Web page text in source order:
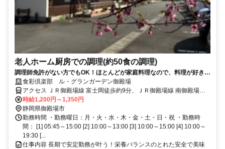
老人ホーム厨房での調理(約50食の調理)
調理師免許がない方でもOK！ほとんどが家庭料理なので、料理が好きな
方はすぐに活躍できますよ♪
食彩倶楽部 ル・グランガーデン御殿場
アクセス ＪＲ御殿場線 富士岡徒歩約9分、ＪＲ御殿場線 南御殿場徒
歩約40分、ＪＲ御殿場線 岩波徒歩約51分
時給1,200円～1,350円
静岡県御殿場市
勤務時間 ・勤務曜日：月・火・水・木・金・土・日・祝 ・勤務時
間： [1] 05:45～15:00 [2] 10:00～13:00 [3] 10:00～15:00 [4] 10:00～
19:30 [...
仕事内容 長期で安定勤務が叶う！栄養バランスのとれた安全で美味